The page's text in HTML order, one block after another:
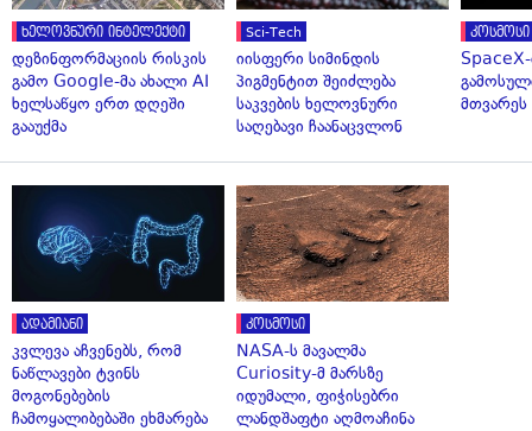
ხელოვნური ინტელექტი
დეზინფორმაციის რისკის
გამო Google-მა ახალი AI
ხელსაწყო ერთ დღეში
გააუქმა
Sci-Tech
იისფერი სიმინდის
პიგმენტით შეიძლება
საკვების ხელოვნური
საღებავი ჩაანაცვლონ
კოსმოსი
მთვარეს
ადამიანი
კვლევა აჩვენებს, რომ
ნაწლავები ტვინს
მოგონებების
ჩამოყალიბებაში ეხმარება
კოსმოსი
NASA-ს მავალმა
Curiosity-მ მარსზე
იდუმალი, ფიჭისებრი
ლანდშაფტი აღმოაჩინა